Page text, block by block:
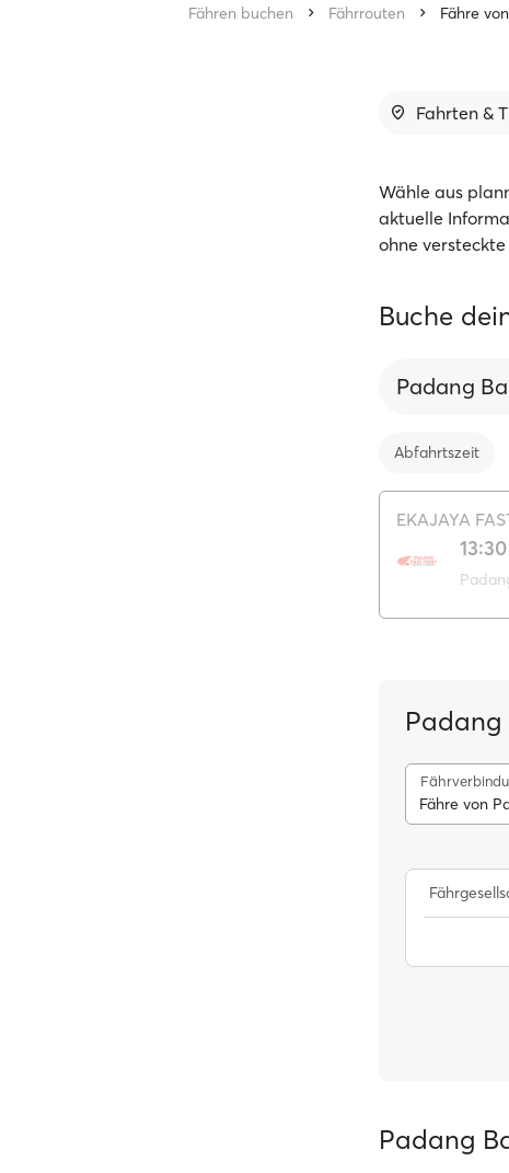
Fähren buchen Fährrouten Fähre
Fahrten &
Wähle aus
aktuelle
ohne
Buche
Padang
Abfahrtszeit
EKAJAYA
13:30
Padang
Fähre von
Padang